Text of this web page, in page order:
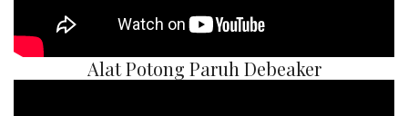
Alat Potong Paruh Debeaker